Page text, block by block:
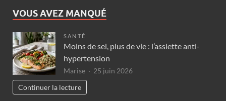
VOUS AVEZ MANQUÉ
SANTÉ
Moins de sel, plus de vie : l’assiette anti-
hypertension
Marise
25 juin 2026
Continuer la lecture